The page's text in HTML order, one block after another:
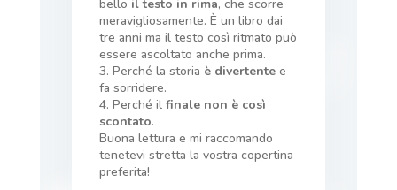
bello il testo in rima, che scorre
meravigliosamente. È un libro dai
tre anni ma il testo così ritmato può
essere ascoltato anche prima.
3. Perché la storia è divertentee
fa sorridere.
4. Perché il finale non è così
scontato.
Buona lettura e mi raccomando
tenetevi stretta la vostra copertina
preferita!